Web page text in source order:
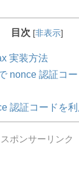
目次 [非表示]
実装方法
nonce 認証コ
認証コードを利
スポンサーリンク